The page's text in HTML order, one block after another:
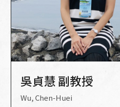
吳貞慧 副教授
Wu, Chen-Huei